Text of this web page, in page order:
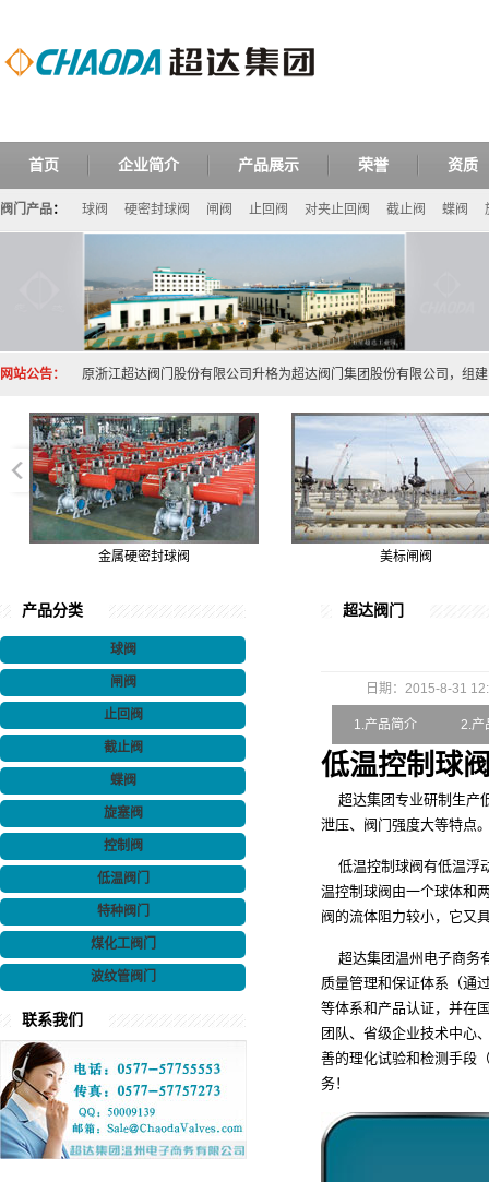
首页 企业简介 产品展示 荣誉 资质
阀门产品： 球阀 硬密封球阀 闸阀 止回阀 对夹止回阀 截止阀 蝶阀
网站公告： 原浙江超达阀门股份有限公司升格为超达阀门集团股份有限公司，组
金属硬密封球阀 美标闸阀
超达阀门
日期：2015-8-31
1.产品简介 2.产
低温控制球
超达集团专业研制生产
泄压、阀门强度大等特点
低温控制球阀有低温浮
温控制球阀由一个球体和
阀的流体阻力较小，它又
超达集团温州电子商务
质量管理和保证体系（通
等体系和产品认证，并在
团队、省级企业技术中心
善的理化试验和检测手段
务！
产品分类
球阀
闸阀
止回阀
截止阀
蝶阀
旋塞阀
控制阀
低温阀门
特种阀门
煤化工阀门
波纹管阀门
联系我们